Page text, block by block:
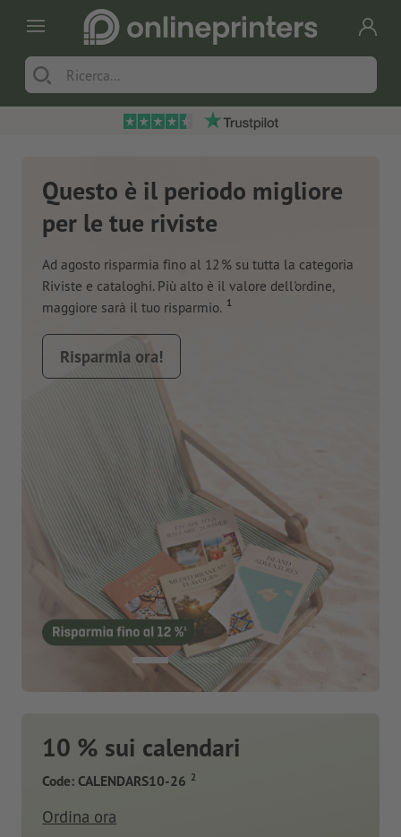
Questo è il periodo migliore
per le tue riviste
Ad agosto risparmia fino al 12 % su tutta la categoria
Riviste e cataloghi. Più alto è il valore dell'ordine,
maggiore sarà il tuo risparmio. 1
Risparmia ora!
10 % sui calendari
Code: CALENDARS10-26 2
Ordina ora